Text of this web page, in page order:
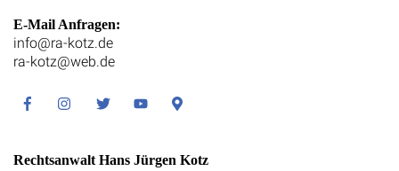
E-Mail Anfragen:
info@ra-kotz.de
ra-kotz@web.de
FacebookInstagramTwitter YoutubeGoogle
Rechtsanwalt Hans Jürgen Kotz